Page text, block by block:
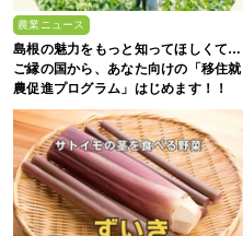
農業ニュース
島根の魅力をもっと知ってほしくて…
ご縁の国から、あなた向けの「移住就
農促進プログラム」はじめます！！